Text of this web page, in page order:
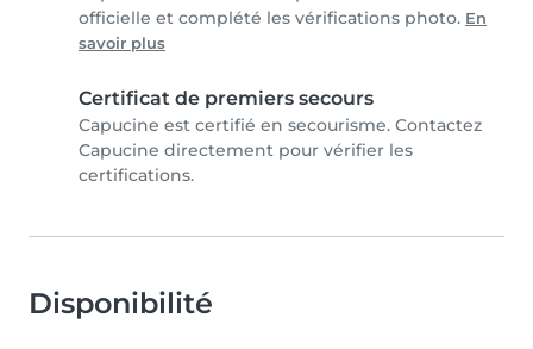
officielle et complété les vérifications photo. En
savoir plus
Certificat de premiers secours
Capucine est certifié en secourisme. Contactez
Capucine directement pour vérifier les
certifications.
Disponibilité